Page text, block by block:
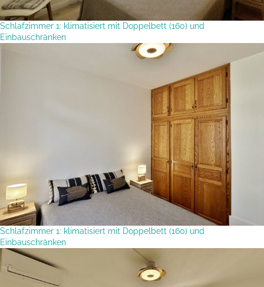
Schlafzimmer 1: klimatisiert mit Doppelbett (160) und
Einbauschränken
Schlafzimmer 1: klimatisiert mit Doppelbett (160) und
Einbauschränken